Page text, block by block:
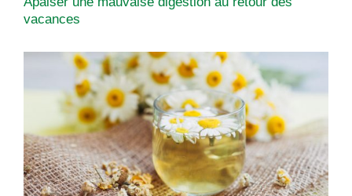
vacances